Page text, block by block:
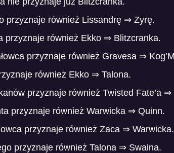
przyznaje również Lissandrę ⇒ Zyrę.
przyznaje również Ekko ⇒ Blitzcranka.
przyznaje również Gravesa ⇒
również Ekko ⇒ Talona.
przyznaje również Twisted Fate’a ⇒
przyznaje również Warwicka ⇒ Quinn.
przyznaje również Zaca ⇒ Warwicka.
przyznaje również Talona ⇒ Swaina.